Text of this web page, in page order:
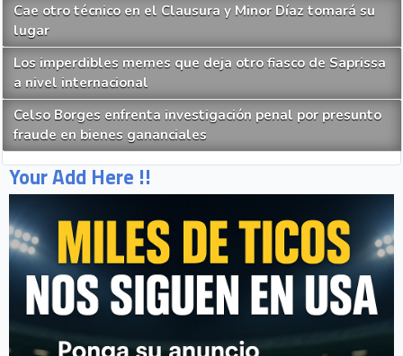
Cae otro técnico en el Clausura y Minor Díaz tomará su
lugar
Los imperdibles memes que deja otro fiasco de Saprissa
a nivel internacional
Celso Borges enfrenta investigación penal por presunto
fraude en bienes gananciales
Your Add Here !!